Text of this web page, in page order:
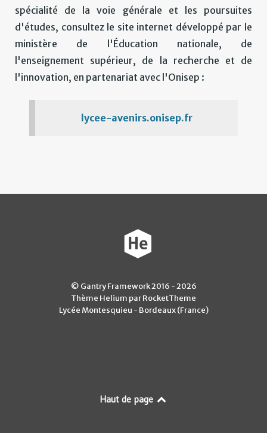
spécialité de la voie générale et les poursuites
d'études, consultez le site internet développé par le
ministère de l'Éducation nationale, de
l'enseignement supérieur, de la recherche et de
l'innovation, en partenariat avec l'Onisep :
lycee-avenirs.onisep.fr
© Gantry Framework 2016 - 2026
Thème Helium par RocketTheme
Lycée Montesquieu - Bordeaux (France)
Haut de page